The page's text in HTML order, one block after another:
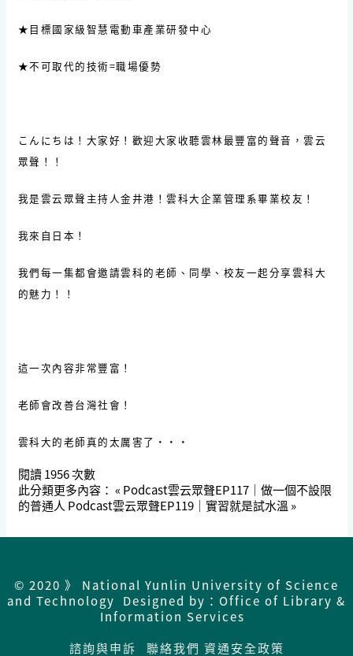
★目標國家級智慧電動車產業研發中心
★不可取代的技術=職場優勢
こんにちは！大家好！歡迎大家收聽雲林最豐富的聲音，雲云
眾聲！！
我是雲云眾聲主持人金井港！雲科大企業管理系畢業校友！
我來自日本！
我們每一集都會邀請雲科的老師、同學、校友一起分享雲科大
的魅力！！
這一次內容非常豐富！
老師會改善台灣社會！
雲科大的老師真的太厲害了···
閱讀1956次數
此分類更多內容： « Podcast雲云眾聲EP117｜做一個不設限
的普通人 Podcast雲云眾聲EP119｜實習就是試水溫 »
© 2020 》 National Yunlin University of Science
and Technology Designed by：Office of Library &
Information Services
諮詢與申訴
聯絡我們 資通安全政策